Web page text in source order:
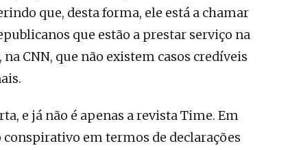
que, desta forma, ele está a chamar
que estão a prestar serviço na
CNN, que não existem casos credíveis
e já não é apenas a revista Time. Em
em termos de declarações